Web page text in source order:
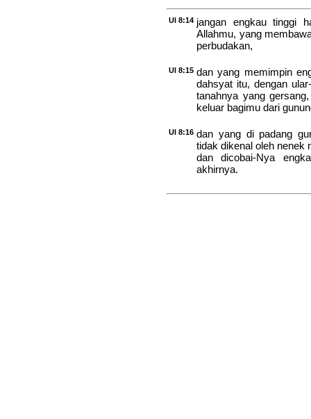
Ul 8:14 jangan engkau tinggi
Allahmu, yang
perbudakan,
Ul 8:15 dan yang memimpin
dahsyat itu, dengan
tanahnya yang
keluar bagimu dari
Ul 8:16 dan yang di padang
tidak dikenal oleh nenek
dan dicobai-Nya
akhirnya.